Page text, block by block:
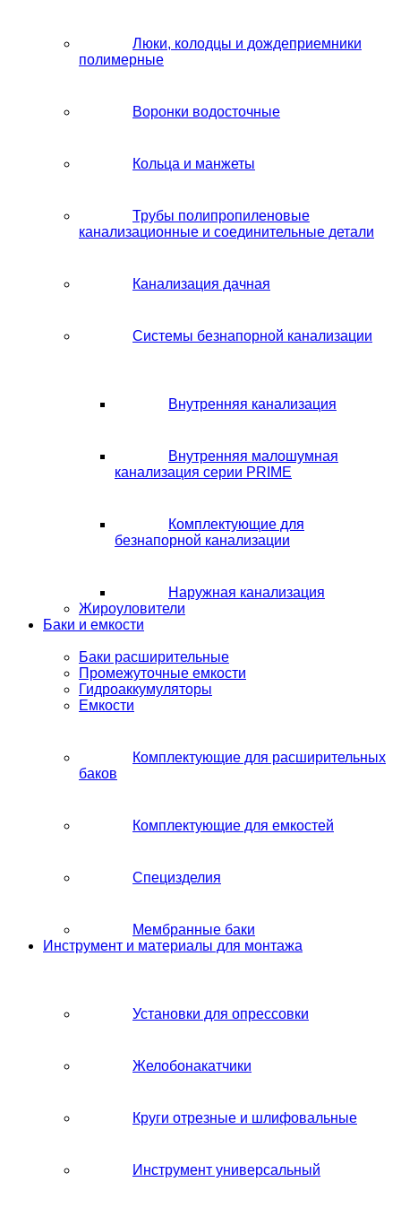
Люки, колодцы и дождеприемники
полимерные
Воронки водосточные
Кольца и манжеты
Трубы полипропиленовые
канализационные и соединительные детали
Канализация дачная
Системы безнапорной канализации
Внутренняя канализация
Внутренняя малошумная
канализация серии PRIME
Комплектующие для
безнапорной канализации
Наружная канализация
Жироуловители
Баки и емкости
Баки расширительные
Промежуточные емкости
Гидроаккумуляторы
Емкости
Комплектующие для расширительных
баков
Комплектующие для емкостей
Специзделия
Мембранные баки
Инструмент и материалы для монтажа
Установки для опрессовки
Желобонакатчики
Круги отрезные и шлифовальные
Инструмент универсальный